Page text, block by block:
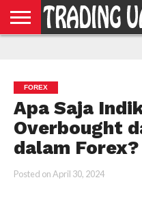
FOREX
Apa Saja
Overbought
dalam Forex?
Posted onApril 30, 2024